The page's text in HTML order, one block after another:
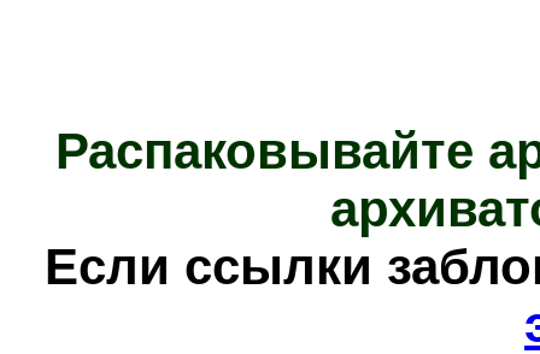
Распаковывайте
Если ссылки